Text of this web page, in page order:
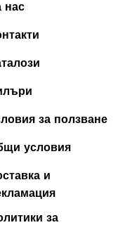
нас
за ползване
условия
и
за